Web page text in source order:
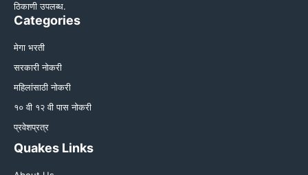
ठिकाणी उपलब्ध.
Categories
मेगा भरती
सरकारी नोकरी
महिलांसाठी नोकरी
१० वी १२ वी पास नोकरी
प्रवेशप्रत्र
Quakes Links